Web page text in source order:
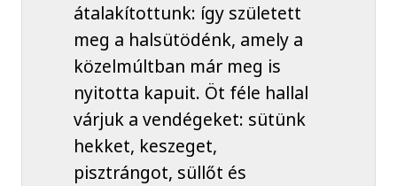
átalakítottunk: így született
meg a halsütödénk, amely a
közelmúltban már meg is
nyitotta kapuit. Öt féle hallal
várjuk a vendégeket: sütünk
hekket, keszeget,
pisztrángot, süllőt és